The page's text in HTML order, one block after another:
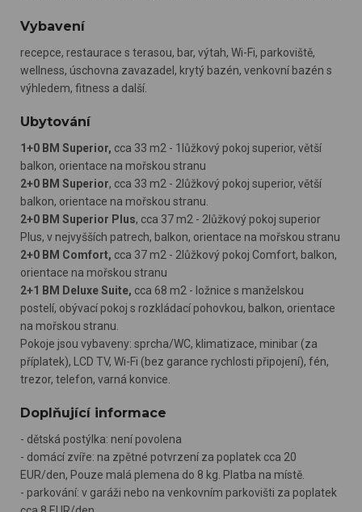
Vybavení
recepce, restaurace s terasou, bar, výtah, Wi-Fi, parkoviště,
wellness, úschovna zavazadel, krytý bazén, venkovní bazén s
výhledem, fitness a další.
Ubytování
1+0 BM Superior, cca 33 m2 - 1lůžkový pokoj superior, větší
balkon, orientace na mořskou stranu
2+0 BM Superior, cca 33 m2 - 2lůžkový pokoj superior, větší
balkon, orientace na mořskou stranu.
2+0 BM Superior Plus, cca 37 m2 - 2lůžkový pokoj superior
Plus, v nejvyšších patrech, balkon, orientace na mořskou stranu
2+0 BM Comfort, cca 37 m2 - 2lůžkový pokoj Comfort, balkon,
orientace na mořskou stranu
2+1 BM Deluxe Suite, cca 68 m2 - ložnice s manželskou
postelí, obývací pokoj s rozkládací pohovkou, balkon, orientace
na mořskou stranu.
Pokoje jsou vybaveny: sprcha/WC, klimatizace, minibar (za
příplatek), LCD TV, Wi-Fi (bez garance rychlosti připojení), fén,
trezor, telefon, varná konvice.
Doplňující informace
- dětská postýlka: není povolena
- domácí zvíře: na zpětné potvrzení za poplatek cca 20
EUR/den, Pouze malá plemena do 8 kg. Platba na místě.
- parkování: v garáži nebo na venkovním parkovišti za poplatek